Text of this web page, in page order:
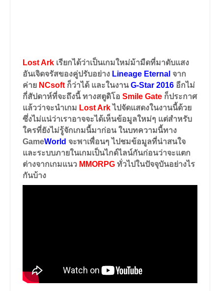
Lost Ark เรียกได้ว่าเป็นเกมใหม่ม้ามืดที่มาดับแสง
อันเจิดจรัสของคู่ปรับอย่าง Lineage Eternal จาก
ค่าย NCsoft ก็ว่าได้ และในงานG-Star 2016 อีกไม่
กี่สัปดาห์ที่จะถึงนี้ ทางสตูดิโอ Smile Gate ก็ประกาศ
แล้วว่าจะนำเกม Lost Arkไปจัดแสดงในงานนี้ด้วย
ซึ่งไม่แน่ว่าเราอาจจะได้เห็นข้อมูลใหม่ๆ แต่สำหรับ
ใครที่ยังไม่รู้จักเกมนี้มาก่อน ในบทความนี้ทาง
GameWorld จะพาเพื่อนๆ ไปชมข้อมูลที่น่าสนใจ
และระบบภายในเกมเป็นไกด์ไลน์กันก่อนว่าจะแตก
ต่างจากเกมแนว MMORPG ทั่วไปในปัจจุบันอย่างไร
กันบ้าง